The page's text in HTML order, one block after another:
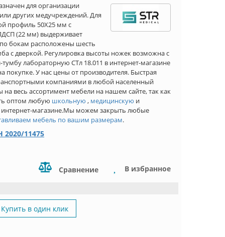
для организации
других медучреждений. Для
профиль 50Х25 мм с
(22 мм) выдерживает
бокам расположены шесть
с дверкой. Регулировка высоты ножек возможна с
лабораторную СТл 18.011 в интернет-магазине
У нас цены от производителя. Быстрая
компаниями в любой населенный
весь ассортимент мебели на нашем сайте, так как
оптом любую школьную , медицинскую и
магазине.Мы можем закрыть любые
мебель по вашим размерам.
2020/11475
Сравнение В избранное
Купить в один клик